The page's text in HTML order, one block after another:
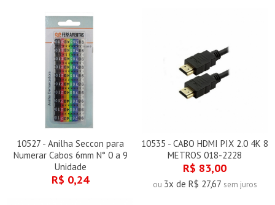
10527 - Anilha Seccon para
Numerar Cabos 6mm N° 0 a 9
Unidade
R$ 0,24
10535 - CABO HDMI PIX 2.0 4K 8
METROS 018-2228
R$ 83,00
ou 3x de R$ 27,67 sem juros